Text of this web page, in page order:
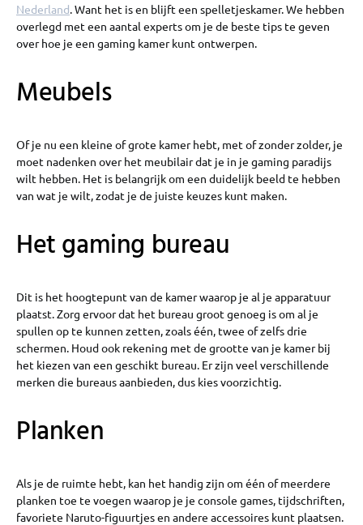
Nederland. Want het is en blijft een spelletjeskamer. We hebben
overlegd met een aantal experts om je de beste tips te geven
over hoe je een gaming kamer kunt ontwerpen.
Meubels
Of je nu een kleine of grote kamer hebt, met of zonder zolder, je
moet nadenken over het meubilair dat je in je gaming paradijs
wilt hebben. Het is belangrijk om een duidelijk beeld te hebben
van wat je wilt, zodat je de juiste keuzes kunt maken.
Het gaming bureau
Dit is het hoogtepunt van de kamer waarop je al je apparatuur
plaatst. Zorg ervoor dat het bureau groot genoeg is om al je
spullen op te kunnen zetten, zoals één, twee of zelfs drie
schermen. Houd ook rekening met de grootte van je kamer bij
het kiezen van een geschikt bureau. Er zijn veel verschillende
merken die bureaus aanbieden, dus kies voorzichtig.
Planken
Als je de ruimte hebt, kan het handig zijn om één of meerdere
planken toe te voegen waarop je je console games, tijdschriften,
favoriete Naruto-figuurtjes en andere accessoires kunt plaatsen.